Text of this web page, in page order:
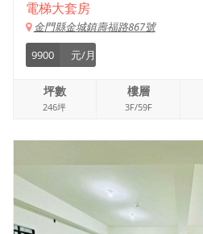
電梯大套房
金門縣金城鎮壽福路867號
9900
元/月
坪數
246坪
樓層
3F/59F